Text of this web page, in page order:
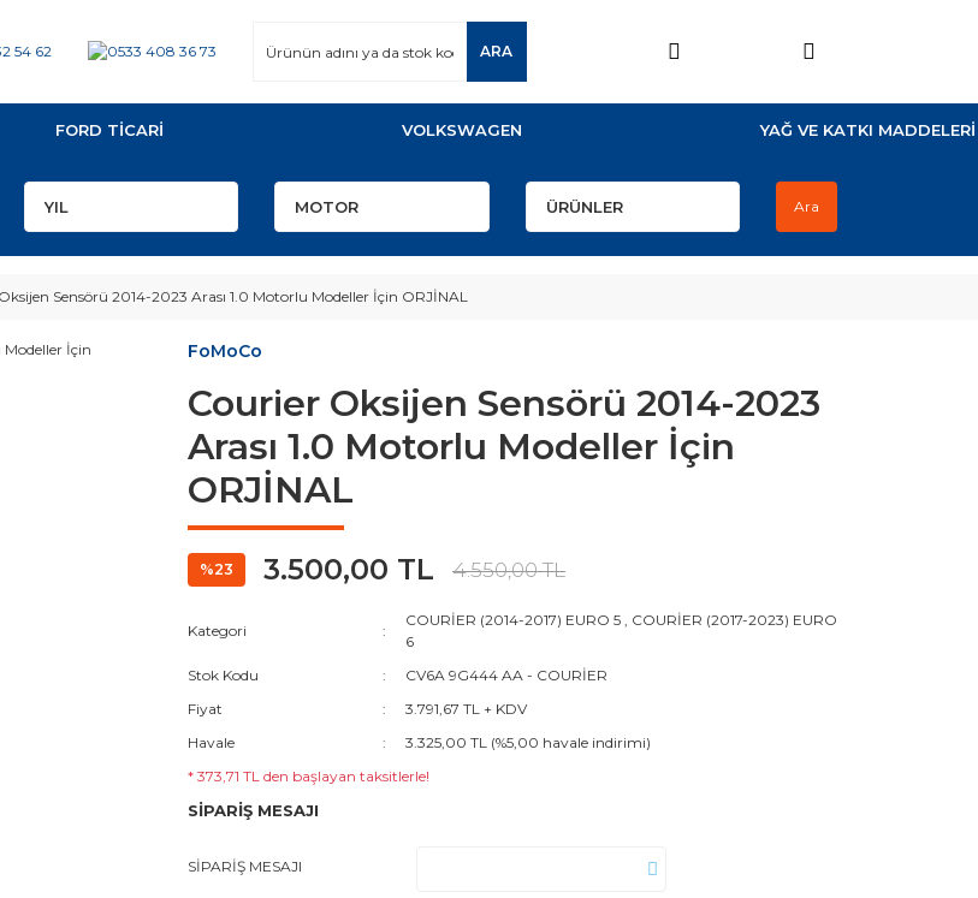
ARA
FORD TİCARİ VOLKSWAGEN YAĞ VE KATKI MADDELERİ
Ara
Sensörü 2014-2023 Arası 1.0 Motorlu Modeller İçin ORJİNAL
FoMoCo
Courier Oksijen Sensörü 2014-2023
Arası 1.0 Motorlu Modeller İçin
ORJİNAL
%23 3.500,00 TL 4.550,00 TL
Kategori
COURİER (2014-2017) EURO 5 , COURİER (2017-2023) EURO
6
Stok Kodu
CV6A 9G444 AA - COURİER
Fiyat
3.791,67 TL + KDV
Havale
3.325,00 TL (%5,00 havale indirimi)
* 373,71 TL den başlayan taksitlerle!
SİPARİŞ MESAJI
SİPARİŞ MESAJI